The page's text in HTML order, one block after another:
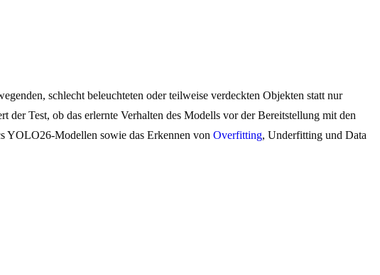
schlecht beleuchteten oder teilweise verdeckten Objekten statt nur
der Test, ob das erlernte Verhalten des Modells vor der Bereitstellung mit den
YOLO26-Modellen sowie das Erkennen von Overfitting, Underfitting und Data